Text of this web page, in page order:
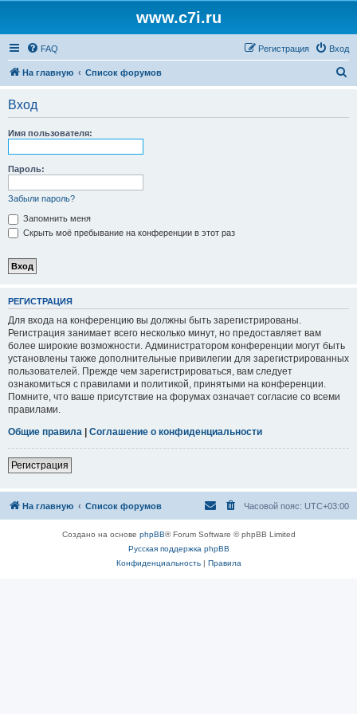
www.c7i.ru
FAQ Вход
Регистрация
На главную Список форумов
Вход
Имя пользователя:
Пароль:
Забыли пароль?
Запомнить меня
Скрыть моё пребывание на конференции в этот раз
РЕГИСТРАЦИЯ
Для входа на конференцию вы должны быть зарегистрированы.
Регистрация занимает всего несколько минут, но предоставляет вам
более широкие возможности. Администратором конференции могут быть
установлены также дополнительные привилегии для зарегистрированных
пользователей. Прежде чем зарегистрироваться, вам следует
ознакомиться с правилами и политикой, принятыми на конференции.
Помните, что ваше присутствие на форумах означает согласие со всеми
правилами.
Общие правила | Соглашение о конфиденциальности
Регистрация
На главную Список форумов Часовой пояс: UTC+03:00
Создано на основе phpBB® Forum Software © phpBB Limited
Русская поддержка phpBB
Конфиденциальность| Правила